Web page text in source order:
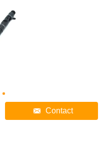
Contact